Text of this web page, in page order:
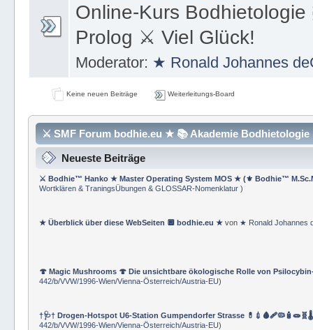
Online-Kurs
Prolog ⚔ Viel Glück!
Moderator: ★ Ronald Johannes
Keine neuen Beiträge Weiterleitungs-Board
⚔ SMF Forum bodhie.eu ★ 📚 Akademie
Neueste Beiträge
⚔ Bodhie™ Hanko ★ Master Operating System MOS ★ (⚜ Bodhie™
Wortklären & TraningsÜbungen & GLOSSAR-Nomenklatur)
★ Überblick über diese WebSeiten 🔲 bodhie.eu ★ von ★ Ronald Johannes
🍄 Magic Mushrooms 🍄 Die unsichtbare ökologische Rolle von
442/b/VVW/1996-Wien/Vienna-Österreich/Austria-EU)
†🩺† Drogen-Hotspot U6-Station Gumpendorfer Strasse
442/b/VVW/1996-Wien/Vienna-Österreich/Austria-EU)